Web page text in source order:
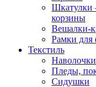
корзины
Вешалки-
Рамки для
Текстиль
Пледы,
Сидушки